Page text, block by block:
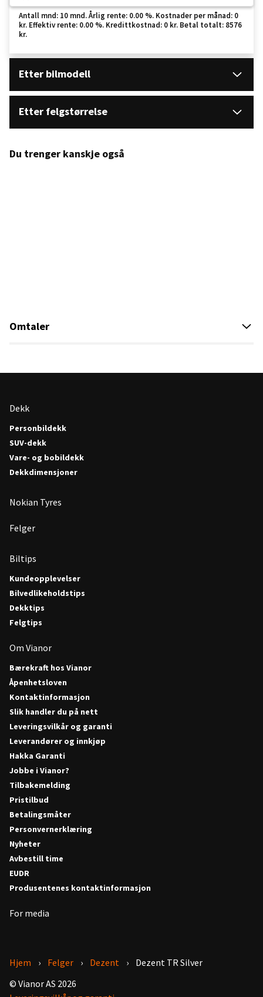
Antall mnd: 10 mnd. Årlig rente: 0.00 %. Kostnader per månad: 0
kr. Effektiv rente: 0.00 %. Kredittkostnad: 0 kr. Betal totalt: 8576
kr.
Etter bilmodell
Etter felgstørrelse
Du trenger kanskje også
Omtaler
Dekk
Personbildekk
SUV-dekk
Vare- og bobildekk
Dekkdimensjoner
Nokian Tyres
Felger
Biltips
Kundeopplevelser
Bilvedlikeholdstips
Dekktips
Felgtips
Om Vianor
Bærekraft hos Vianor
Åpenhetsloven
Kontaktinformasjon
Slik handler du på nett
Leveringsvilkår og garanti
Leverandører og innkjøp
Hakka Garanti
Jobbe i Vianor?
Tilbakemelding
Pristilbud
Betalingsmåter
Personvernerklæring
Nyheter
Avbestill time
EUDR
Produsentenes kontaktinformasjon
For media
Hjem Felger Dezent
Dezent TR Silver
© Vianor AS 2026